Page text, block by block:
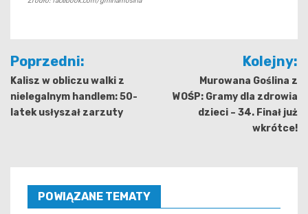
Nawigacja
wpisu
Poprzedni:
Kalisz w obliczu walki z
nielegalnym handlem: 50-
latek usłyszał zarzuty
Kolejny:
Murowana Goślina z
WOŚP: Gramy dla zdrowia
dzieci – 34. Finał już
wkrótce!
POWIĄZANE TEMATY